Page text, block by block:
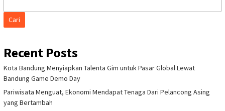
Cari
Recent Posts
Kota Bandung Menyiapkan Talenta Gim untuk Pasar Global Lewat
Bandung Game Demo Day
Pariwisata Menguat, Ekonomi Mendapat Tenaga Dari Pelancong Asing
yang Bertambah